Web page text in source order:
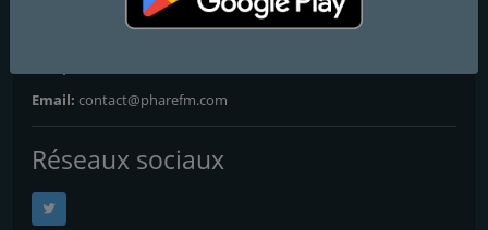
BP 2035 68058 Mulhouse Cedex
Email: contact@pharefm.com
Réseaux sociaux